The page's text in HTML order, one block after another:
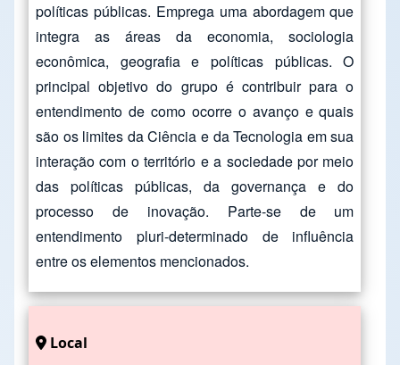
políticas públicas. Emprega uma abordagem que
integra as áreas da economia, sociologia
econômica, geografia e políticas públicas. O
principal objetivo do grupo é contribuir para o
entendimento de como ocorre o avanço e quais
são os limites da Ciência e da Tecnologia em sua
interação com o território e a sociedade por meio
das políticas públicas, da governança e do
processo de inovação. Parte-se de um
entendimento pluri-determinado de influência
entre os elementos mencionados.
Local